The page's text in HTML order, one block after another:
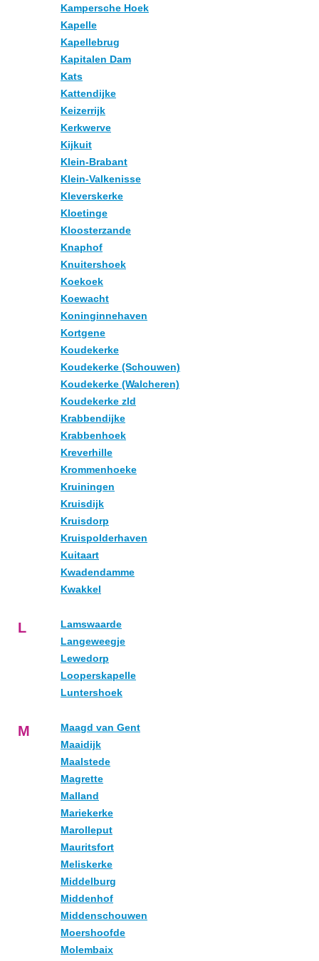
Kampersche Hoek
Kapelle
Kapellebrug
Kapitalen Dam
Kats
Kattendijke
Keizerrijk
Kerkwerve
Kijkuit
Klein-Brabant
Klein-Valkenisse
Kleverskerke
Kloetinge
Kloosterzande
Knaphof
Knuitershoek
Koekoek
Koewacht
Koninginnehaven
Kortgene
Koudekerke
Koudekerke (Schouwen)
Koudekerke (Walcheren)
Koudekerke zld
Krabbendijke
Krabbenhoek
Kreverhille
Krommenhoeke
Kruiningen
Kruisdijk
Kruisdorp
Kruispolderhaven
Kuitaart
Kwadendamme
Kwakkel
L
Lamswaarde
Langeweegje
Lewedorp
Looperskapelle
Luntershoek
M
Maagd van Gent
Maaidijk
Maalstede
Magrette
Malland
Mariekerke
Marolleput
Mauritsfort
Meliskerke
Middelburg
Middenhof
Middenschouwen
Moershoofde
Molembaix